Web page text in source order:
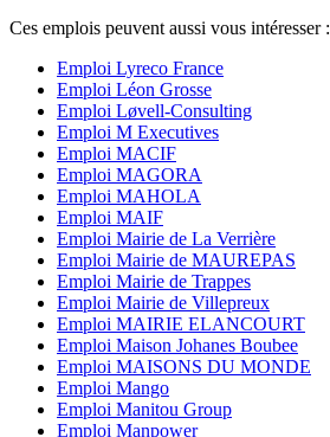
Ces emplois peuvent aussi vous intéresser :
Emploi Lyreco France
Emploi Léon Grosse
Emploi Løvell-Consulting
Emploi M Executives
Emploi MACIF
Emploi MAGORA
Emploi MAHOLA
Emploi MAIF
Emploi Mairie de La Verrière
Emploi Mairie de MAUREPAS
Emploi Mairie de Trappes
Emploi Mairie de Villepreux
Emploi MAIRIE ELANCOURT
Emploi Maison Johanes Boubee
Emploi MAISONS DU MONDE
Emploi Mango
Emploi Manitou Group
Emploi Manpower